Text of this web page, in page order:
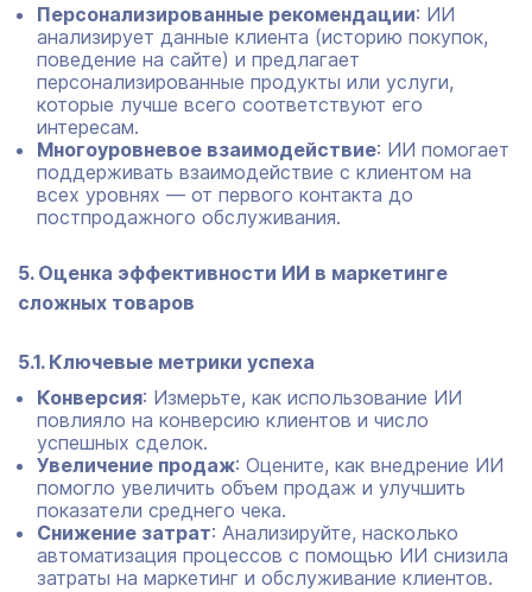
Персонализированные рекомендации: ИИ
анализирует данные клиента (историю покупок,
поведение на сайте) и предлагает
персонализированные продукты или услуги,
которые лучше всего соответствуют его
интересам.
Многоуровневое взаимодействие: ИИ помогает
поддерживать взаимодействие с клиентом на
всех уровнях — от первого контакта до
постпродажного обслуживания.
5. Оценка эффективности ИИ в маркетинге
сложных товаров
5.1. Ключевые метрики успеха
Конверсия: Измерьте, как использование ИИ
повлияло на конверсию клиентов и число
успешных сделок.
Увеличение продаж: Оцените, как внедрение ИИ
помогло увеличить объем продаж и улучшить
показатели среднего чека.
Снижение затрат: Анализируйте, насколько
автоматизация процессов с помощью ИИ снизила
затраты на маркетинг и обслуживание клиентов.